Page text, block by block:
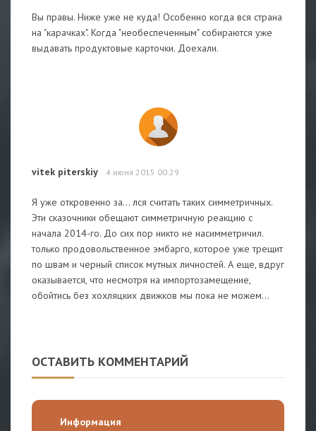
Вы правы. Ниже уже не куда! Особенно когда вся страна
на "карачках". Когда "необеспеченным" собираются уже
выдавать продуктовые карточки. Доехали.
vitek piterskiy 4 июня 2015 00:29
Я уже откровенно за... лся считать таких симметричных.
Эти сказочники обещают симметричную реакцию с
начала 2014-го. До сих пор никто не насимметричил.
только продовольственное эмбарго, которое уже трещит
по швам и черный список мутных личностей. А еще, вдруг
оказывается, что несмотря на импортозамещение,
обойтись без хохляцких движков мы пока не можем...
ОСТАВИТЬ КОММЕНТАРИЙ
Информация